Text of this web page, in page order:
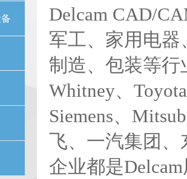
Delcam CAD/
军工、家用电
制造、包装等行
Whitney、
Siemens、
飞、一汽集团
企业都是